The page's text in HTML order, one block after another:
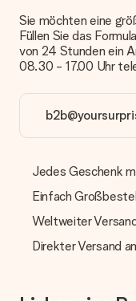
oder Päckchen
Kundenservice.
Zahlung
Wie kann ich meine
Wir bieten die
mit normaler
Kreditkarte oder auf
Geschenks jedoch
Geschenk
Was, wenn das
erfüllt?
Sie möchten eine
Füllen Sie das
von 24 Stunden ein
08.30 - 17.00 Uhr
Jedes Geschenk
Einfach
Weltweiter
Direkter Versand